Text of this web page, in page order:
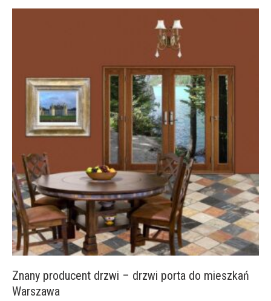
Znany producent drzwi – drzwi porta do mieszkań
Warszawa